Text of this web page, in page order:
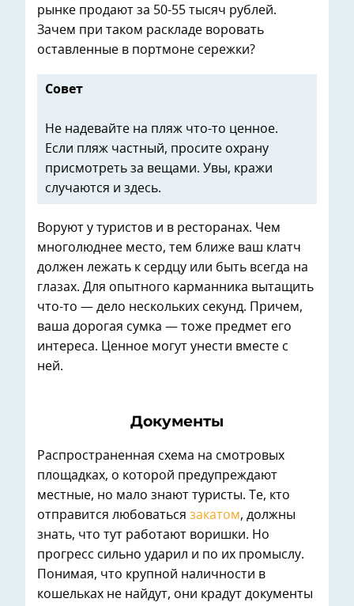
рынке продают за 50-55 тысяч рублей.
Зачем при таком раскладе воровать
оставленные в портмоне сережки?
Совет
Не надевайте на пляж что-то ценное.
Если пляж частный, просите охрану
присмотреть за вещами. Увы, кражи
случаются и здесь.
Воруют у туристов и в ресторанах. Чем
многолюднее место, тем ближе ваш клатч
должен лежать к сердцу или быть всегда на
глазах. Для опытного карманника вытащить
что-то — дело нескольких секунд. Причем,
ваша дорогая сумка — тоже предмет его
интереса. Ценное могут унести вместе с
ней.
Документы
Распространенная схема на смотровых
площадках, о которой предупреждают
местные, но мало знают туристы. Те, кто
отправится любоваться закатом, должны
знать, что тут работают воришки. Но
прогресс сильно ударил и по их промыслу.
Понимая, что крупной наличности в
кошельках не найдут, они крадут документы